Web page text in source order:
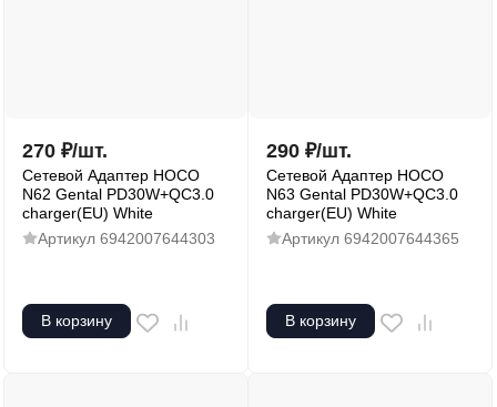
270 ₽/шт.
Сетевой Адаптер HOCO
N62 Gental PD30W+QC3.0
charger(EU) White
Артикул 6942007644303
В корзину
290 ₽/шт.
Сетевой Адаптер HOCO
N63 Gental PD30W+QC3.0
charger(EU) White
Артикул 6942007644365
В корзину